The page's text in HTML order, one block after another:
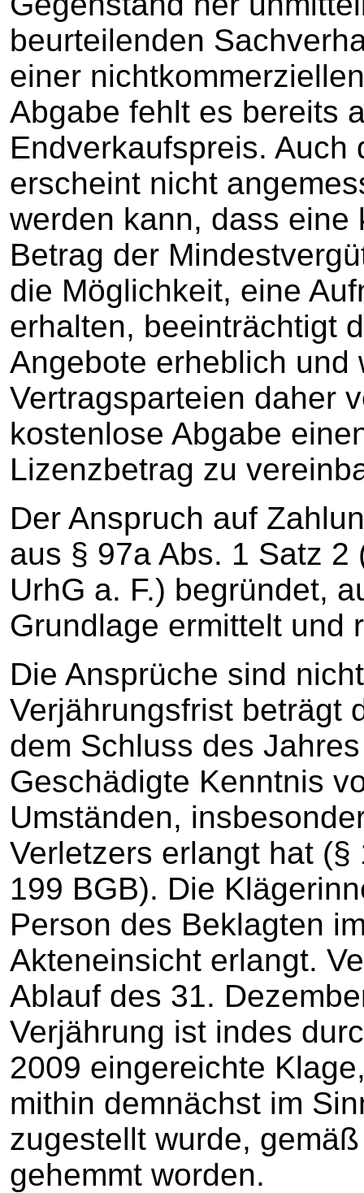
beurteilenden
einer
Abgabe fehlt es bereits
Endverkaufspreis. Auch
erscheint nicht
werden kann, dass eine
Betrag der
die Möglichkeit, eine
erhalten, beeinträchtigt
Angebote erheblich und
Vertragsparteien daher
kostenlose Abgabe
Lizenzbetrag zu
Der Anspruch auf
aus § 97a Abs. 1 Satz 2
UrhG a. F.) begründet,
Grundlage ermittelt und
Die Ansprüche sind
Verjährungsfrist beträgt
dem Schluss des
Geschädigte Kenntnis
Umständen,
Verletzers erlangt hat
199 BGB). Die
Person des Beklagten
Akteneinsicht erlangt.
Ablauf des 31.
Verjährung ist indes
2009 eingereichte
mithin demnächst im
zugestellt wurde,
gehemmt worden.